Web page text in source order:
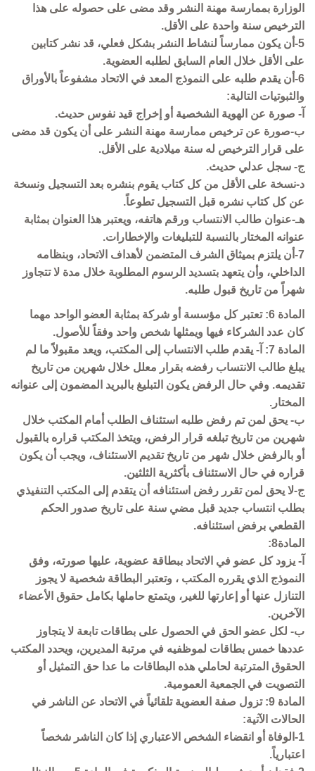
الوزارة بممارسة مهنة النشر وقد مضى على حصوله على هذا
الترخيص سنة واحدة على الأقل.
5-أن يكون ممارساً لنشاط النشر بشكل فعلي، قد نشر كتابين
على الأقل خلال العام السابق لطلبه العضوية.
6-أن يقدم طلبه على النموذج المعد في الاتحاد مشفوعاً بالأوراق
والثبوتيات التالية:
آ- صورة عن الهوية الشخصية أو إخراج قيد نفوس حديث.
ب-صورة عن ترخيص ممارسة مهنة النشر على أن يكون قد مضى
على قرار الترخيص له سنة ميلادية على الأقل.
ج- سجل عدلي حديث.
د-نسخة على الأقل من كل كتاب يقوم بنشره بعد التسجيل ونسخة
عن كل كتاب نشره قبل التسجيل تطوعاً.
هـ-عنوان طالب الانتساب ورقم هاتفه، ويعتبر هذا العنوان بمثابة
عنوانه المختار بالنسبة للتبليغات والإخطارات.
7-أن يلتزم بميثاق الشرف المتضمن لأهداف الاتحاد، وبنظامه
الداخلي، وأن يتعهد بتسديد الرسوم المطلوبة خلال مدة لا تتجاوز
شهراً من تاريخ قبول طلبه.
المادة 6: تعتبر كل مؤسسة أو شركة بمثابة العضو الواحد مهما
كان عدد الشركاء فيها ويمثلها شخص واحد وفقاً للأصول.
المادة 7: آ- يقدم طلب الانتساب إلى المكتب، ويعد مقبولاً ما لم
يبلغ طالب الانتساب رفضه بقرار معلل خلال شهرين من تاريخ
تقديمه. وفي حال الرفض يكون التبليغ بالبريد المضمون إلى عنوانه
المختار.
ب- يحق لمن تم رفض طلبه استئناف الطلب أمام المكتب خلال
شهرين من تاريخ تبلغه قرار الرفض، ويتخذ المكتب قراره بالقبول
أو بالرفض خلال شهر من تاريخ تقديم الاستئناف، ويجب أن يكون
قراره في حال الاستئناف بأكثرية الثلثين.
ج-لا يحق لمن تقرر رفض استئنافه أن يتقدم إلى المكتب التنفيذي
بطلب انتساب جديد قبل مضي سنة على تاريخ صدور الحكم
القطعي برفض استئنافه.
المادة8:
آ- يزود كل عضو في الاتحاد ببطاقة عضوية، عليها صورته، وفق
النموذج الذي يقرره المكتب ، وتعتبر البطاقة شخصية لا يجوز
التنازل عنها أو إعارتها للغير، ويتمتع حاملها بكامل حقوق الأعضاء
الآخرين.
ب- لكل عضو الحق في الحصول على بطاقات تابعة لا يتجاوز
عددها خمس بطاقات لموظفيه في مرتبة المديرين، ويحدد المكتب
الحقوق المترتبة لحاملي هذه البطاقات ما عدا حق التمثيل أو
التصويت في الجمعية العمومية.
المادة 9: تزول صفة العضوية تلقائياً في الاتحاد عن الناشر في
الحالات الآتية:
1-الوفاة أو انقضاء الشخص الاعتباري إذا كان الناشر شخصاً
اعتبارياً.